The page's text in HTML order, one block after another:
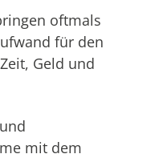
oftmals
für den
Geld und
mit dem